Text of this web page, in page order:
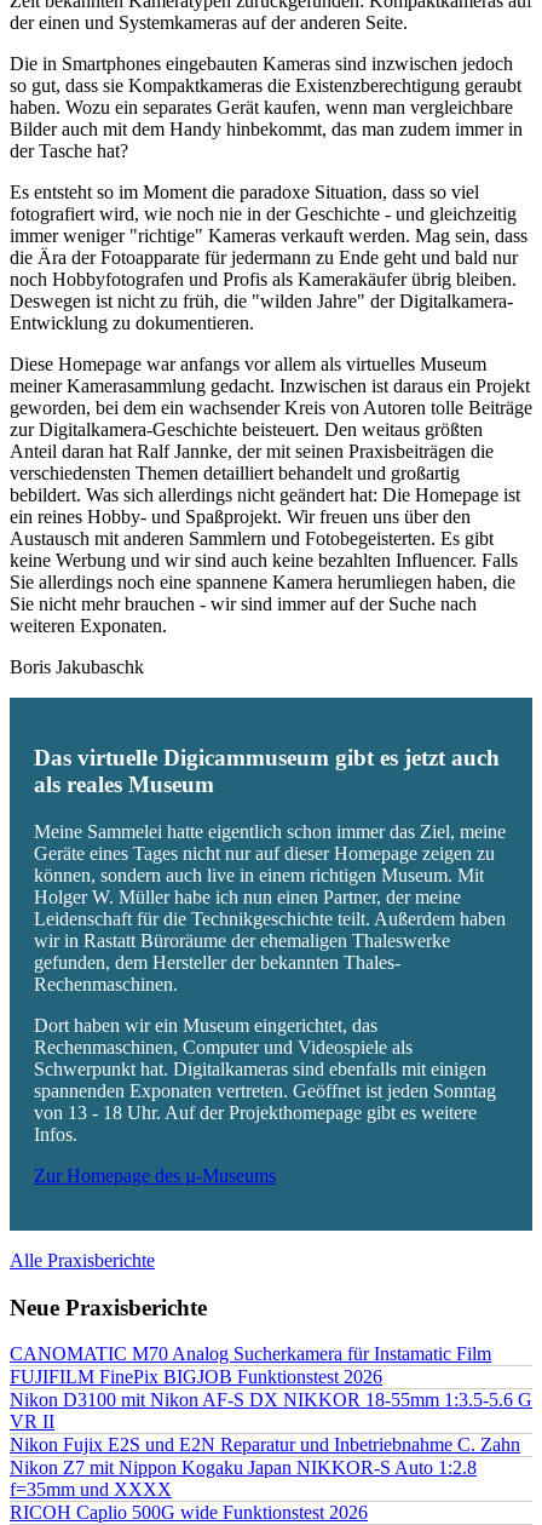
der einen und Systemkameras auf der anderen Seite.
Die in Smartphones eingebauten Kameras sind inzwischen jedoch
so gut, dass sie Kompaktkameras die Existenzberechtigung geraubt
haben. Wozu ein separates Gerät kaufen, wenn man vergleichbare
Bilder auch mit dem Handy hinbekommt, das man zudem immer in
der Tasche hat?
Es entsteht so im Moment die paradoxe Situation, dass so viel
fotografiert wird, wie noch nie in der Geschichte - und gleichzeitig
immer weniger "richtige" Kameras verkauft werden. Mag sein, dass
die Ära der Fotoapparate für jedermann zu Ende geht und bald nur
noch Hobbyfotografen und Profis als Kamerakäufer übrig bleiben.
Deswegen ist nicht zu früh, die "wilden Jahre" der Digitalkamera-
Entwicklung zu dokumentieren.
Diese Homepage war anfangs vor allem als virtuelles Museum
meiner Kamerasammlung gedacht. Inzwischen ist daraus ein Projekt
geworden, bei dem ein wachsender Kreis von Autoren tolle Beiträge
zur Digitalkamera-Geschichte beisteuert. Den weitaus größten
Anteil daran hat Ralf Jannke, der mit seinen Praxisbeiträgen die
verschiedensten Themen detailliert behandelt und großartig
bebildert. Was sich allerdings nicht geändert hat: Die Homepage ist
ein reines Hobby- und Spaßprojekt. Wir freuen uns über den
Austausch mit anderen Sammlern und Fotobegeisterten. Es gibt
keine Werbung und wir sind auch keine bezahlten Influencer. Falls
Sie allerdings noch eine spannene Kamera herumliegen haben, die
Sie nicht mehr brauchen - wir sind immer auf der Suche nach
weiteren Exponaten.
Boris Jakubaschk
Das virtuelle Digicammuseum gibt es jetzt auch
als reales Museum
Meine Sammelei hatte eigentlich schon immer das Ziel, meine
Geräte eines Tages nicht nur auf dieser Homepage zeigen zu
können, sondern auch live in einem richtigen Museum. Mit
Holger W. Müller habe ich nun einen Partner, der meine
Leidenschaft für die Technikgeschichte teilt. Außerdem haben
wir in Rastatt Büroräume der ehemaligen Thaleswerke
gefunden, dem Hersteller der bekannten Thales-
Rechenmaschinen.
Dort haben wir ein Museum eingerichtet, das
Rechenmaschinen, Computer und Videospiele als
Schwerpunkt hat. Digitalkameras sind ebenfalls mit einigen
spannenden Exponaten vertreten. Geöffnet ist jeden Sonntag
von 13 - 18 Uhr. Auf der Projekthomepage gibt es weitere
Infos.
Zur Homepage des µ-Museums
Alle Praxisberichte
Neue Praxisberichte
CANOMATIC M70 Analog Sucherkamera für Instamatic Film
FUJIFILM FinePix BIGJOB Funktionstest 2026
Nikon D3100 mit Nikon AF-S DX NIKKOR 18-55mm 1:3.5-5.6 G
VR II
Nikon Fujix E2S und E2N Reparatur und Inbetriebnahme C. Zahn
Nikon Z7 mit Nippon Kogaku Japan NIKKOR-S Auto 1:2.8
f=35mm und XXXX
RICOH Caplio 500G wide Funktionstest 2026